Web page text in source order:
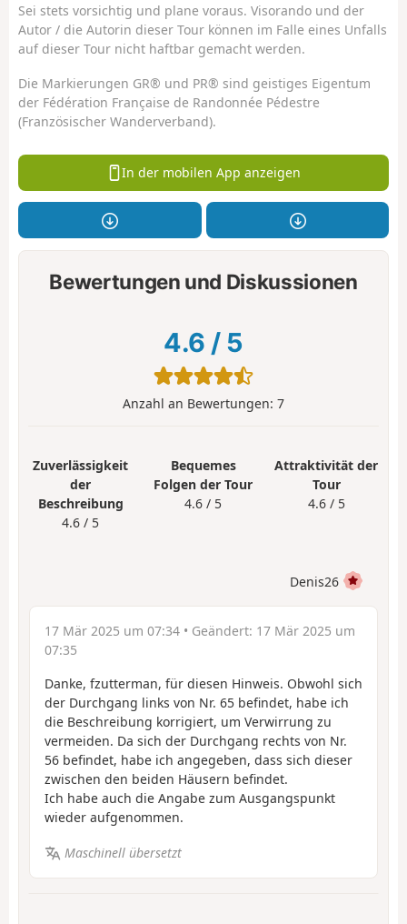
Sei stets vorsichtig und plane voraus. Visorando und der
Autor / die Autorin dieser Tour können im Falle eines Unfalls
auf dieser Tour nicht haftbar gemacht werden.
Die Markierungen GR® und PR® sind geistiges Eigentum
der Fédération Française de Randonnée Pédestre
(Französischer Wanderverband).
In der mobilen App anzeigen
Bewertungen und Diskussionen
4.6 / 5
Anzahl an Bewertungen: 7
Zuverlässigkeit
der
Beschreibung
4.6 / 5
Bequemes
Folgen der Tour
4.6 / 5
Attraktivität der
Tour
4.6 / 5
Denis26
17 Mär 2025 um 07:34 • Geändert: 17 Mär 2025 um
07:35
Danke, fzutterman, für diesen Hinweis. Obwohl sich
der Durchgang links von Nr. 65 befindet, habe ich
die Beschreibung korrigiert, um Verwirrung zu
vermeiden. Da sich der Durchgang rechts von Nr.
56 befindet, habe ich angegeben, dass sich dieser
zwischen den beiden Häusern befindet.
Ich habe auch die Angabe zum Ausgangspunkt
wieder aufgenommen.
Maschinell übersetzt